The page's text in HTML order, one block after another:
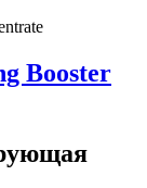
Booster